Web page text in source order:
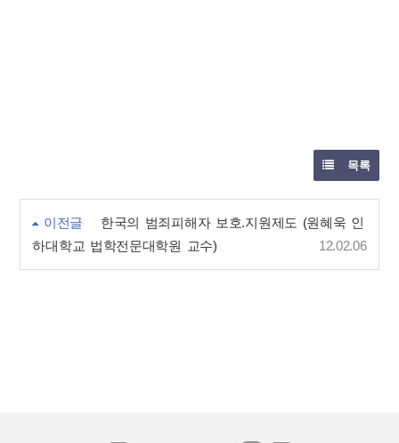
목록
이전글
한국의 범죄피해자 보호.지원제도 (원혜욱 인
하대학교 법학전문대학원 교수)
12.02.06